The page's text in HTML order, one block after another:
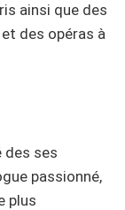
ainsi que des
des opéras à
des ses
passionné,
plus